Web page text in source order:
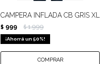
CAMPERA INFLADA CB GRIS XL
$ 999 $ 1.999
50